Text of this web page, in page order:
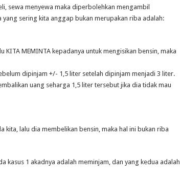
sewa menyewa maka diperbolehkan mengambil
sering kita anggap bukan merupakan riba adalah:
MEMINTA kepadanya untuk mengisikan bensin, maka
dipinjam +/- 1,5 liter setelah dipinjam menjadi 3 liter.
uang seharga 1,5 liter tersebut jika dia tidak mau
kita, lalu dia membelikan bensin, maka hal ini bukan riba
kasus 1 akadnya adalah meminjam, dan yang kedua adalah